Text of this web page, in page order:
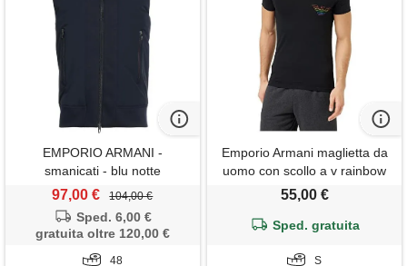
EMPORIO ARMANI -
smanicati - blu notte
97,00 € 104,00 €
Sped. 6,00 €
gratuita oltre 120,00 €
48
Emporio Armani maglietta da
uomo con scollo a v rainbow
logo, nero, s
55,00 €
Sped. gratuita
S